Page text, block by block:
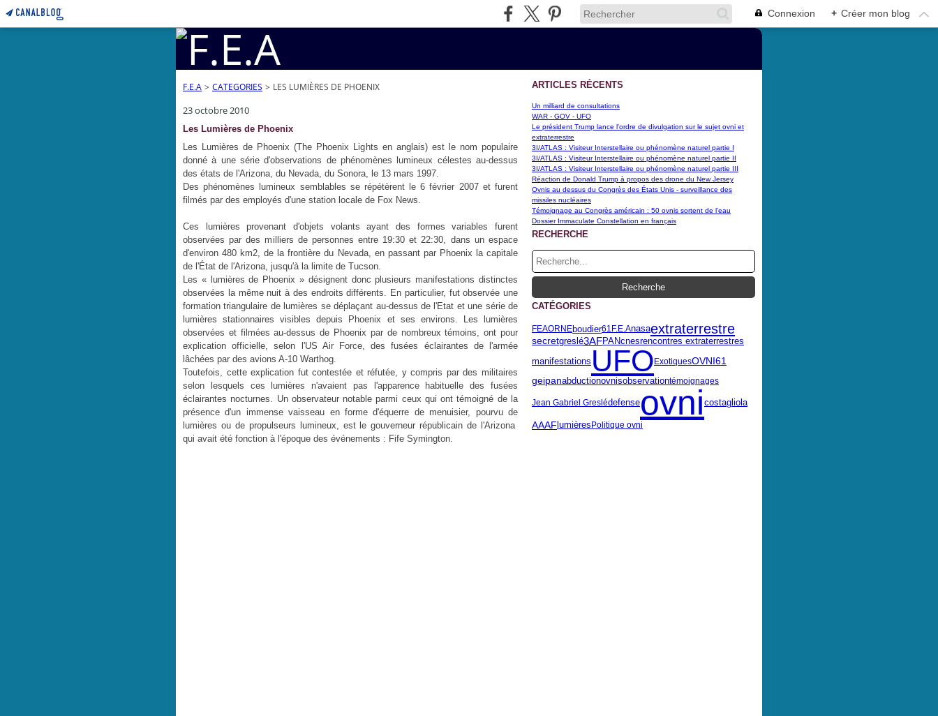
Connexion + Créer mon blog
F.E.A > CATEGORIES > LES LUMIÈRES DE PHOENIX
23 octobre 2010
Les Lumières de Phoenix
Les Lumières de Phoenix (The Phoenix Lights en anglais) est le nom populaire
donné à une série d'observations de phénomènes lumineux célestes au-dessus
des états de l'Arizona, du Nevada, du Sonora, le 13 mars 1997.
Des phénomènes lumineux semblables se répétèrent le 6 février 2007 et furent
filmés par des employés d'une station locale de Fox News.
Ces lumières provenant d'objets volants ayant des formes variables furent
observées par des milliers de personnes entre 19:30 et 22:30, dans un espace
d'environ 480 km2, de la frontière du Nevada, en passant par Phoenix la capitale
de l'État de l'Arizona, jusqu'à la limite de Tucson.
Les « lumières de Phoenix » désignent donc plusieurs manifestations distinctes
observées la même nuit à des endroits différents. En particulier, fut observée une
formation triangulaire de lumières se déplaçant au-dessus de l'Etat et une série de
lumières stationnaires visibles depuis Phoenix et ses environs. Les lumières
observées et filmées au-dessus de Phoenix par de nombreux témoins, ont pour
explication officielle, selon l'US Air Force, des fusées éclairantes de l'armée
lâchées par des avions A-10 Warthog.
Toutefois, cette explication fut contestée et réfutée, y compris par des militaires
selon lesquels ces lumières n'avaient pas l'apparence habituelle des fusées
éclairantes nocturnes. Un observateur notable parmi ceux qui ont témoigné de la
présence d'un immense vaisseau en forme d'équerre de menuisier, pourvu de
lumières ou de propulseurs lumineux, est le gouverneur républicain de l'Arizona
qui avait été fonction à l'époque des événements : Fife Symington.
ARTICLES RÉCENTS
Un milliard de consultations
WAR - GOV - UFO
Le président Trump lance l'ordre de divulgation sur le sujet ovni et
extraterrestre
3I/ATLAS : Visiteur Interstellaire ou phénomène naturel partie I
3I/ATLAS : Visiteur Interstellaire ou phénomène naturel partie II
3I/ATLAS : Visiteur Interstellaire ou phénomène naturel partie III
Réaction de Donald Trump à propos des drone du New Jersey
Ovnis au dessus du Congrès des États Unis - surveillance des
missiles nucléaires
Témoignage au Congrès américain : 50 ovnis sortent de l'eau
Dossier Immaculate Constellation en français
RECHERCHE
CATÉGORIES
FEAORNEboudier61 F.E.Anasaextraterrestre
secretgreslé3AFPANcnesrencontres extraterrestres
manifestations UFOExotiquesOVNI61
geipanabductionovnisobservationtémoignages
Jean Gabriel Greslédefenseovni costagliola
AAAF lumières Politique ovni